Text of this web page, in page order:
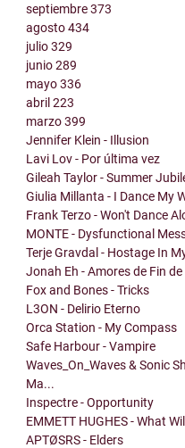
septiembre373
agosto434
julio329
junio289
mayo336
abril223
marzo399
Jennifer Klein - Illusion
Lavi Lov - Por última vez
Gileah Taylor - Summer
Giulia Millanta - I Dance My
Frank Terzo - Won't Dance
MONTE - Dysfunctional
Terje Gravdal - Hostage In
Jonah Eh - Amores de Fin de
Fox and Bones - Tricks
L3ON - Delirio Eterno
Orca Station - My Compass
Safe Harbour - Vampire
Waves_On_Waves & Sonic
Ma...
Inspectre - Opportunity
EMMETT HUGHES - What
APTØSRS - Elders